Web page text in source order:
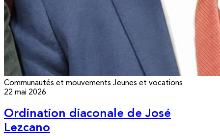
Communautés et mouvements Jeunes et vocations
22 mai 2026
Ordination diaconale de José
Lezcano